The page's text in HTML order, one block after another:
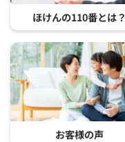
ほけんの110番とは？
お客様の声